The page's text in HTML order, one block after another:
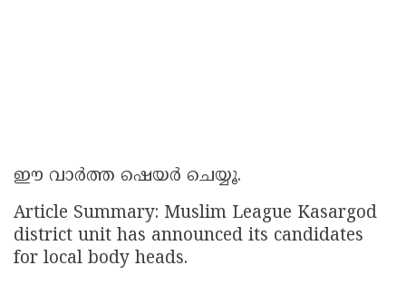
ഈ വാർത്ത ഷെയർ ചെയ്യൂ.
Article Summary: Muslim League Kasargod
district unit has announced its candidates
for local body heads.